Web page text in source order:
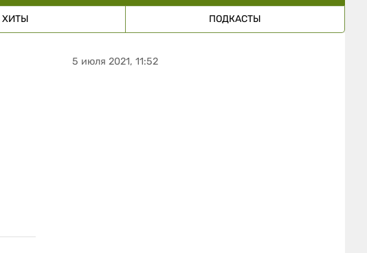
ХИТЫ ПОДКАСТЫ
5 июля 2021, 11:52